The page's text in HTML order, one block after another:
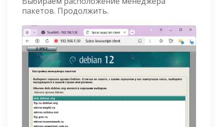
пакетов. Продолжить.